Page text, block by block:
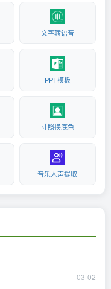
文字转语音
PPT模板
寸照换底色
音乐人声提取
03-02